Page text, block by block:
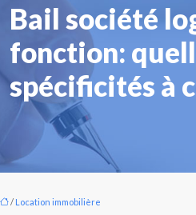
Bail société
fonction:
spécificités à
/ Location immobilière